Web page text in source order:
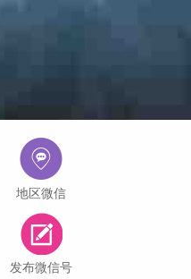
地区微信
发布微信号